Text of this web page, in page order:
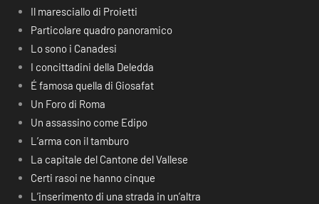
Il maresciallo di Proietti
Particolare quadro panoramico
Lo sono i Canadesi
I concittadini della Deledda
É famosa quella di Giosafat
Un Foro di Roma
Un assassino come Edipo
L’arma con il tamburo
La capitale del Cantone del Vallese
Certi rasoi ne hanno cinque
L’inserimento di una strada in un’altra